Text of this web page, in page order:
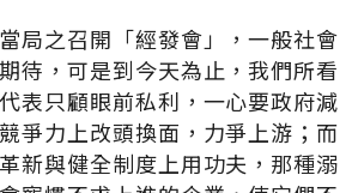
局之召開「經發會」，一般社會
待，可是到今天為止，我們所看
表只顧眼前私利，一心要政府減
爭力上改頭換面，力爭上游；而
新與健全制度上用功夫，那種溺